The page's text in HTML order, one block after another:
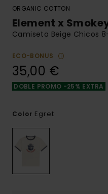
ORGANIC COTTON
Element x
Camiseta Beige Chicos
ECO-BONUS
35,00 €
DOBLE PROMO -25% EXTRA
Color Egret